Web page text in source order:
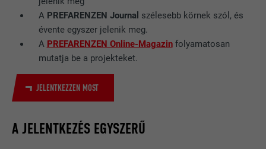
A PREFARENZEN Journal szélesebb körnek szól, és
évente egyszer jelenik meg.
A PREFARENZEN Online-Magazinfolyamatosan
mutatja be a projekteket.
JELENTKEZZEN MOST
A JELENTKEZÉS EGYSZERŰ